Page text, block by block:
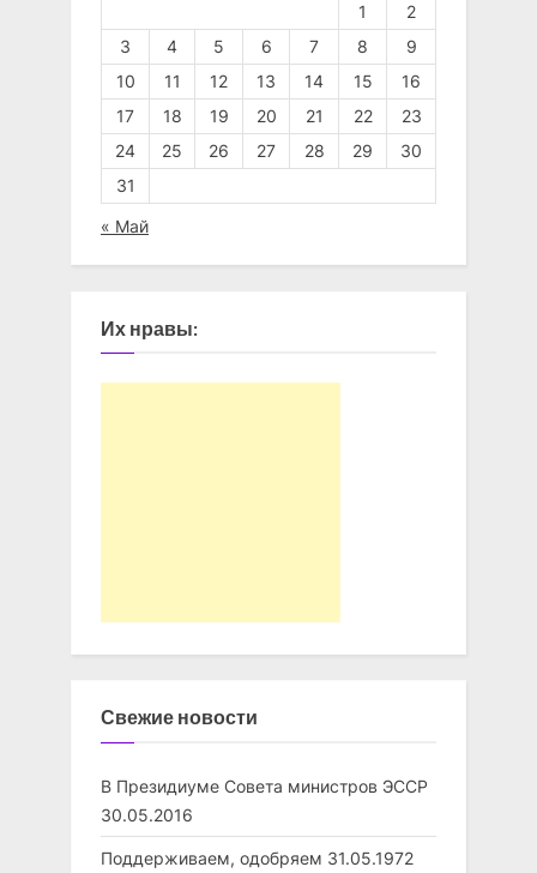
1
2
3
4 5 6 7 8
9
10
11 12 13 14 15
16
17
18 19 20 21 22
23
24
25 26 27 28 29
30
31
« Май
Их нравы:
Свежие новости
В Президиуме Совета министров ЭССР
30.05.2016
Поддерживаем, одобряем 31.05.1972